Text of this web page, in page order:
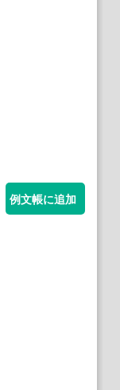
例文帳に追加